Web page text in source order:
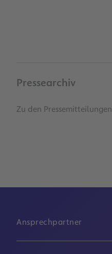
Pressearchiv
Zu den Pressemitteilungen
Ansprechpartner